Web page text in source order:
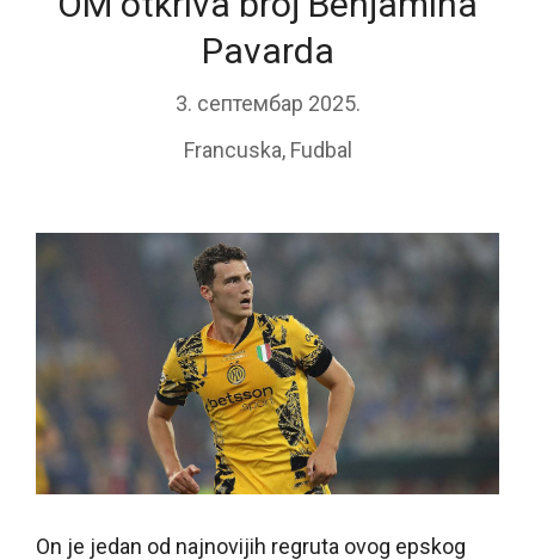
Pavarda
3. септембар 2025.
Francuska, Fudbal
On je jedan od najnovijih regruta ovog epskog